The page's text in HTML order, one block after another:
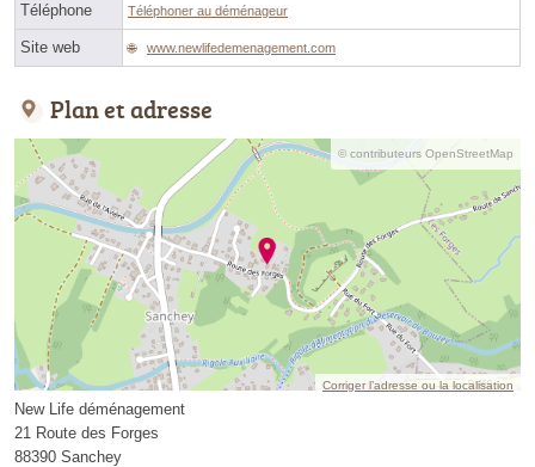
Téléphone Téléphoner au déménageur
Site web www.newlifedemenagement.com
Plan et adresse
© contributeurs OpenStreetMap
Corriger l’adresse ou la localisation
New Life déménagement
21 Route des Forges
88390 Sanchey